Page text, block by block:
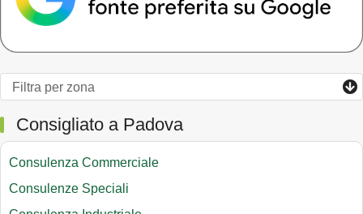
Consigliato a Padova
Consulenza Commerciale
Consulenze Speciali